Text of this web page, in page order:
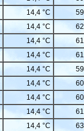
14,4 °C
14,4 °C
14,4 °C
14,4 °C
14,4 °C
14,4 °C
14,4 °C
14,4 °C
14,4 °C